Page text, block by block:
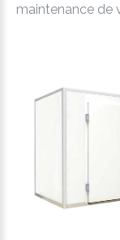
maintenance de